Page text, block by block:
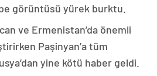
görüntüsü yürek burktu.
ve Ermenistan’da önemli
Paşinyan’a tüm
yine kötü haber geldi.